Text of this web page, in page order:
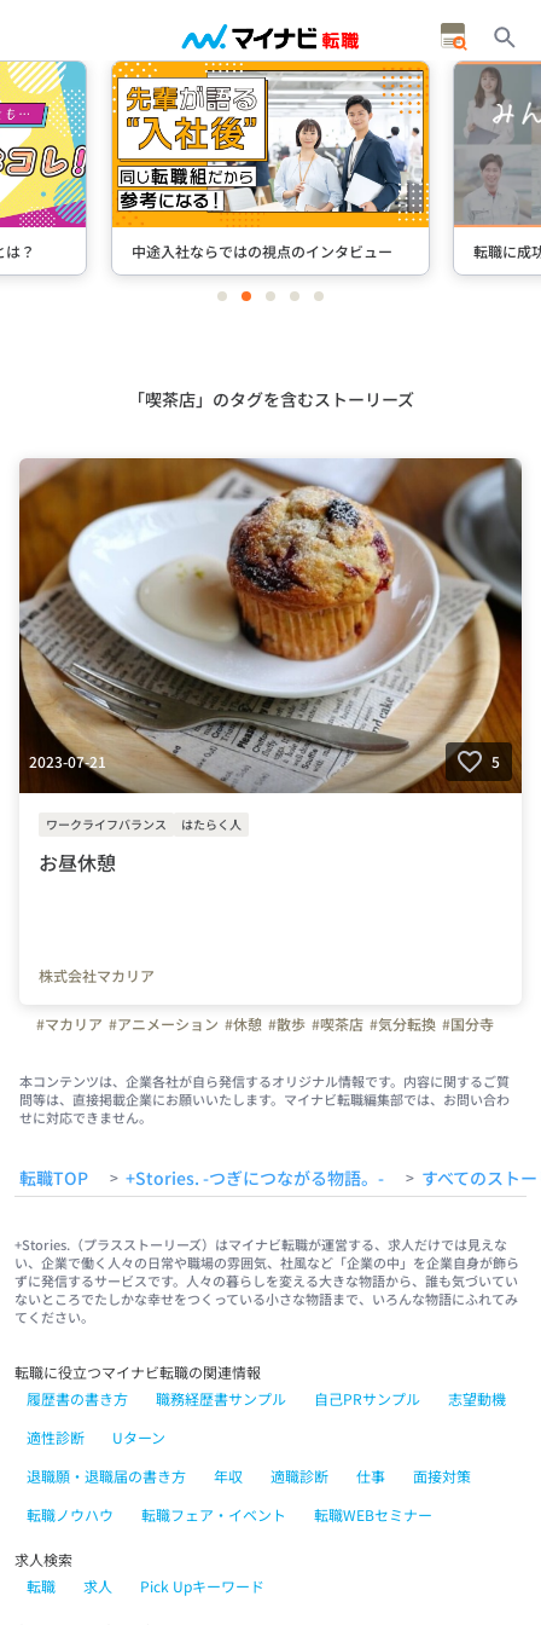
？ 中途入社ならではの視点のインタビュー 転職に成
itemitemitemitemitem
「喫茶店」のタグを含むストーリーズ
2023-07-21 5
ワークライフバランス はたらく人
お昼休憩
株式会社マカリア
#マカリア #アニメーション #休憩 #散歩 #喫茶店 #気分転換 #国分寺
本コンテンツは、企業各社が自ら発信するオリジナル情報です。内容に関するご質
問等は、直接掲載企業にお願いいたします。マイナビ転職編集部では、お問い合わ
せに対応できません。
転職TOP > +Stories. -つぎにつながる物語。- > すべてのスト
+Stories.（プラスストーリーズ）はマイナビ転職が運営する、求人だけでは見えな
い、企業で働く人々の日常や職場の雰囲気、社風など「企業の中」を企業自身が飾ら
ずに発信するサービスです。人々の暮らしを変える大きな物語から、誰も気づいてい
ないところでたしかな幸せをつくっている小さな物語まで、いろんな物語にふれてみ
てください。
転職に役立つマイナビ転職の関連情報
履歴書の書き方
職務経歴書サンプル 自己PRサンプル
志望動機
適性診断
Uターン
退職願・退職届の書き方
年収 適職診断 仕事
面接対策
転職ノウハウ
転職フェア・イベント 転職WEBセミナー
求人検索
転職
求人 Pick Upキーワード